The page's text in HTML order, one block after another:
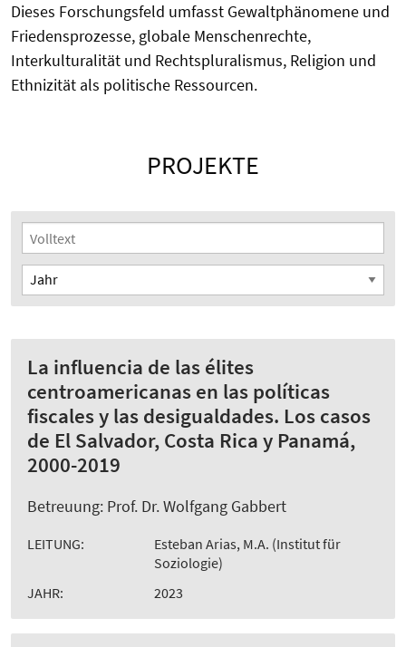
Dieses Forschungsfeld umfasst Gewaltphänomene und
Friedensprozesse, globale Menschenrechte,
Interkulturalität und Rechtspluralismus, Religion und
Ethnizität als politische Ressourcen.
PROJEKTE
La influencia de las élites
centroamericanas en las políticas
fiscales y las desigualdades. Los casos
de El Salvador, Costa Rica y Panamá,
2000-2019
Betreuung: Prof. Dr. Wolfgang Gabbert
LEITUNG:
Esteban Arias, M.A. (Institut für
Soziologie)
JAHR:
2023